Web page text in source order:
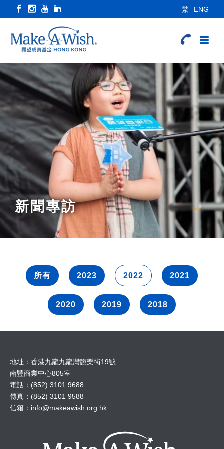
繁 ENG
新聞專訪
所有 2023 2022 2021
2020 2019 2018
地址：香港九龍九龍灣臨樂街19號
南豐商業中心805室
電話：(852) 3101 9688
傳真：(852) 3101 9588
信箱： info@makeawish.org.hk